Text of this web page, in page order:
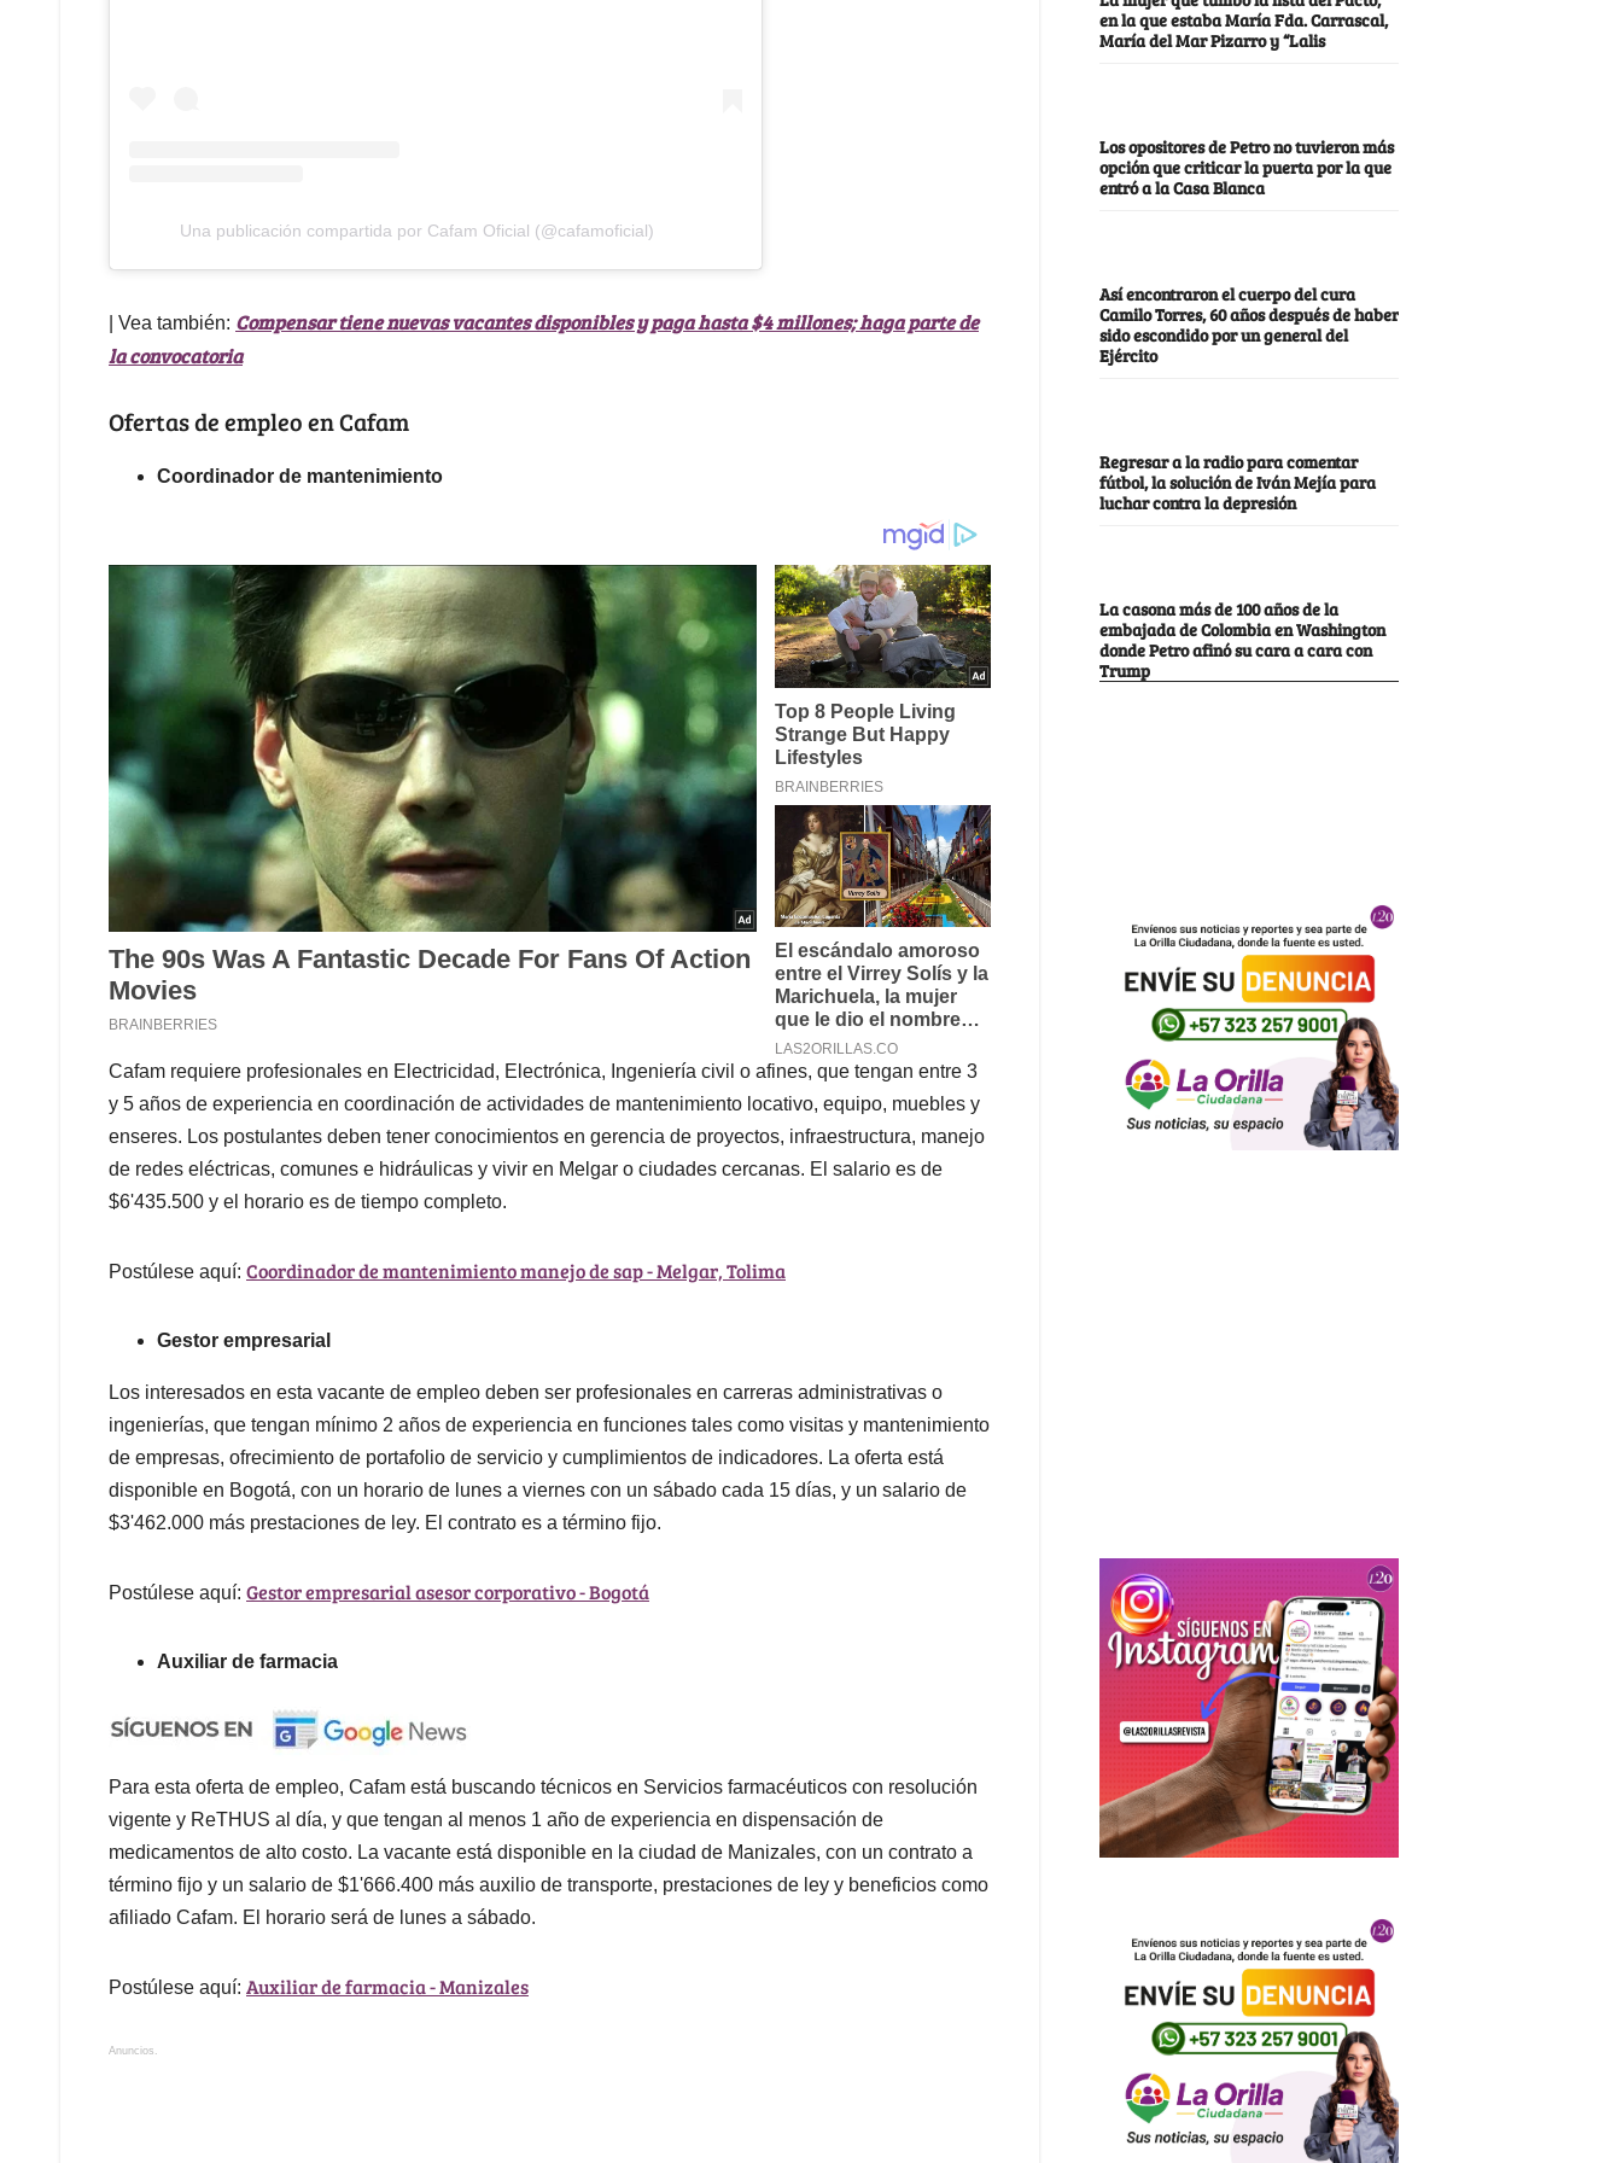
Una publicación compartida por Cafam Oficial (@cafamoficial)
| Vea también: Compensar tiene nuevas vacantes disponibles y paga hasta $4 millones; haga parte de
la convocatoria
Ofertas de empleo en Cafam
Coordinador de mantenimiento
Cafam requiere profesionales en Electricidad, Electrónica, Ingeniería civil o afines, que tengan entre 3
y 5 años de experiencia en coordinación de actividades de mantenimiento locativo, equipo, muebles y
enseres. Los postulantes deben tener conocimientos en gerencia de proyectos, infraestructura, manejo
de redes eléctricas, comunes e hidráulicas y vivir en Melgar o ciudades cercanas. El salario es de
$6'435.500 y el horario es de tiempo completo.
Postúlese aquí: Coordinador de mantenimiento manejo de sap - Melgar, Tolima
Gestor empresarial
Los interesados en esta vacante de empleo deben ser profesionales en carreras administrativas o
ingenierías, que tengan mínimo 2 años de experiencia en funciones tales como visitas y mantenimiento
de empresas, ofrecimiento de portafolio de servicio y cumplimientos de indicadores. La oferta está
disponible en Bogotá, con un horario de lunes a viernes con un sábado cada 15 días, y un salario de
$3'462.000 más prestaciones de ley. El contrato es a término fijo.
Postúlese aquí: Gestor empresarial asesor corporativo - Bogotá
Auxiliar de farmacia
Para esta oferta de empleo, Cafam está buscando técnicos en Servicios farmacéuticos con resolución
vigente y ReTHUS al día, y que tengan al menos 1 año de experiencia en dispensación de
medicamentos de alto costo. La vacante está disponible en la ciudad de Manizales, con un contrato a
término fijo y un salario de $1'666.400 más auxilio de transporte, prestaciones de ley y beneficios como
afiliado Cafam. El horario será de lunes a sábado.
Postúlese aquí: Auxiliar de farmacia - Manizales
Anuncios.
en la que estaba María Fda. Carrascal,
María del Mar Pizarro y “Lalis
Los opositores de Petro no tuvieron más
opción que criticar la puerta por la que
entró a la Casa Blanca
Así encontraron el cuerpo del cura
Camilo Torres, 60 años después de haber
sido escondido por un general del
Ejército
Regresar a la radio para comentar
fútbol, la solución de Iván Mejía para
luchar contra la depresión
La casona más de 100 años de la
embajada de Colombia en Washington
donde Petro afinó su cara a cara con
Trump